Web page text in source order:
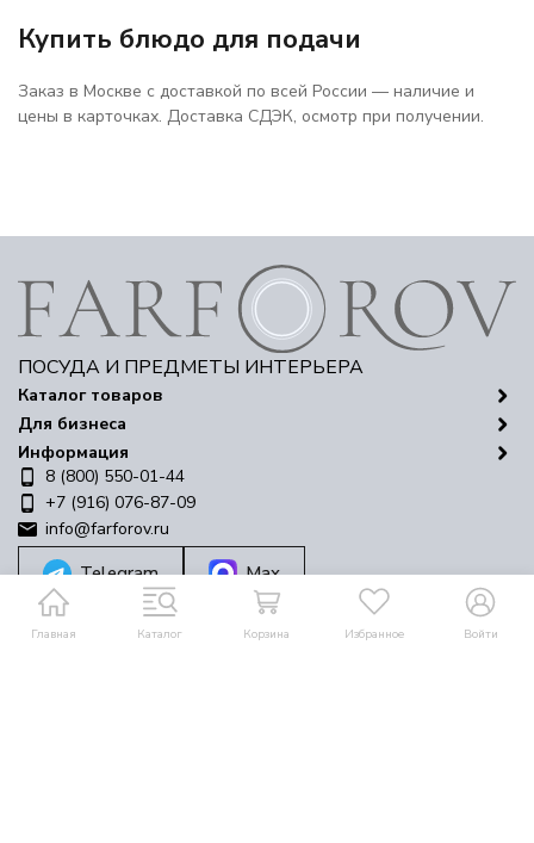
Купить блюдо для подачи
Заказ в Москве с доставкой по всей России — наличие и
цены в карточках. Доставка СДЭК, осмотр при получении.
Главная Каталог Корзина Избранное Войти
ПОСУДА И ПРЕДМЕТЫ ИНТЕРЬЕРА
Каталог товаров
Для бизнеса
Информация
8 (800) 550-01-44
+7 (916) 076-87-09
info@farforov.ru
Telegram Max
Мы в соцсетях